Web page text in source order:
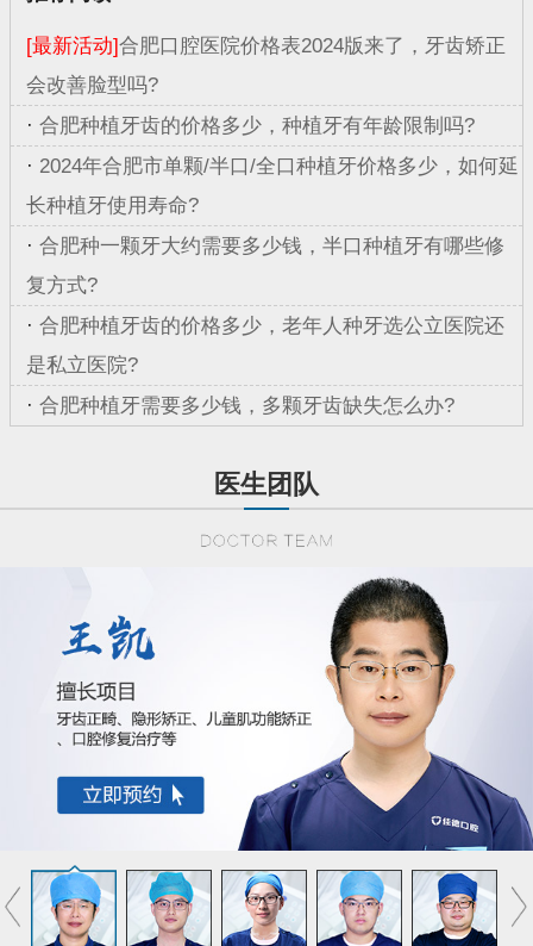
[最新活动]合肥口腔医院价格表2024版来了，牙齿矫正
会改善脸型吗?
· 合肥种植牙齿的价格多少，种植牙有年龄限制吗?
· 2024年合肥市单颗/半口/全口种植牙价格多少，如何延
长种植牙使用寿命?
· 合肥种一颗牙大约需要多少钱，半口种植牙有哪些修
复方式?
· 合肥种植牙齿的价格多少，老年人种牙选公立医院还
是私立医院?
· 合肥种植牙需要多少钱，多颗牙齿缺失怎么办?
医生团队